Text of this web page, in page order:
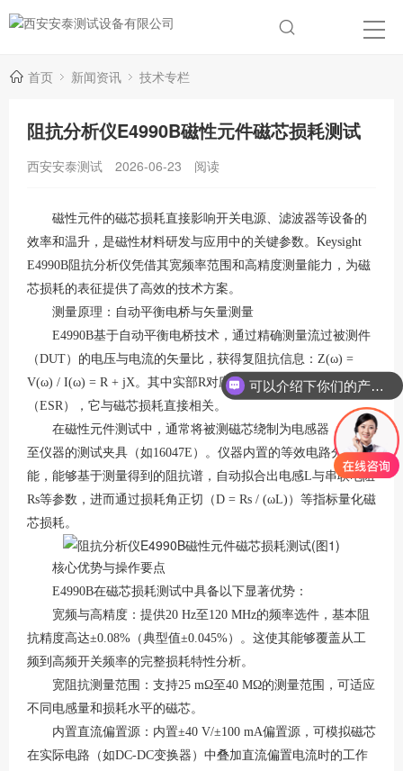
首页 新闻资讯 技术专栏
阻抗分析仪E4990B磁性元件磁芯损耗测试
西安安泰测试 2026-06-23 阅读
磁性元件的磁芯损耗直接影响开关电源、滤波器等设备的
效率和温升，是磁性材料研发与应用中的关键参数。 Keysight
E4990B阻抗分析仪凭借其宽频率范围和高精度测量能力，为磁
芯损耗的表征提供了高效的技术方案。
测量原理：自动平衡电桥与矢量测量
E4990B基于自动平衡电桥技术，通过精确测量流过被测件
（DUT）的电压与电流的矢量比，获得复阻抗信息：Z(ω) =
V(ω) / I(ω) = R + jX。其中实部R对应于等效串联电阻
（ESR），它与磁芯损耗直接相关。
在磁性元件测试中，通常将被测磁芯绕制为电感器，连接
至仪器的测试夹具（如16047E）。仪器内置的等效电路分析功
能，能够基于测量得到的阻抗谱，自动拟合出电感L与串联电阻
Rs等参数，进而通过损耗角正切（D = Rs / (ωL)）等指标量化磁
芯损耗。
核心优势与操作要点
E4990B在磁芯损耗测试中具备以下显著优势：
宽频与高精度：提供20 Hz至120 MHz的频率选件，基本阻
抗精度高达±0.08%（典型值±0.045%） 。这使其能够覆盖从工
频到高频开关频率的完整损耗特性分析。
宽阻抗测量范围：支持25 mΩ至40 MΩ的测量范围，可适应
不同电感量和损耗水平的磁芯。
内置直流偏置源：内置±40 V/±100 mA偏置源，可模拟磁芯
在实际电路（如DC-DC变换器）中叠加直流偏置电流时的工作
可以介绍下你们的产品么？